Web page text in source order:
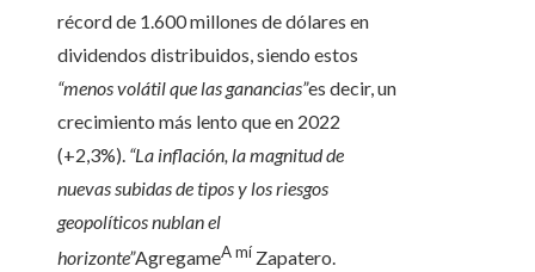
récord de 1.600 millones de dólares en
dividendos distribuidos, siendo estos
“menos volátil que las ganancias”es decir, un
crecimiento más lento que en 2022
(+2,3%). “La inflación, la magnitud de
nuevas subidas de tipos y los riesgos
geopolíticos nublan el
horizonte”AgregameA mí Zapatero.